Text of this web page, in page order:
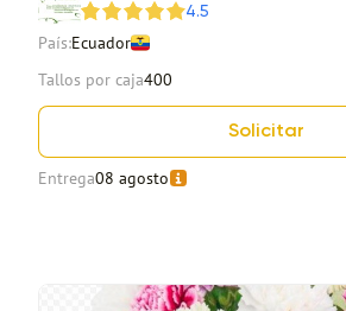
4.5
País:Ecuador
Tallos por caja400
Solicitar
Entrega08 agosto